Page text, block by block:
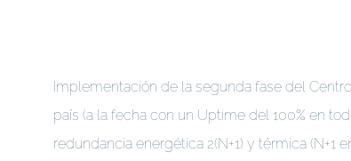
Implementación de la segunda fase del
país (a la fecha con un Uptime del 100% en
redundancia energética 2(N+1) y térmica (N+1